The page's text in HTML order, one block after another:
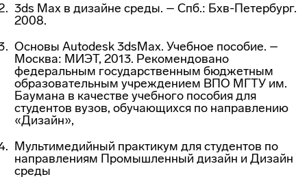
3ds Max в дизайне среды. – Спб.: Бхв-Петербург.
2008.
Основы Autodesk 3dsMax. Учебное пособие. –
Москва: МИЭТ, 2013. Рекомендовано
федеральным государственным бюджетным
образовательным учреждением ВПО МГТУ им.
Баумана в качестве учебного пособия для
студентов вузов, обучающихся по направлению
«Дизайн»,
Мультимедийный практикум для студентов по
направлениям Промышленный дизайн и Дизайн
среды